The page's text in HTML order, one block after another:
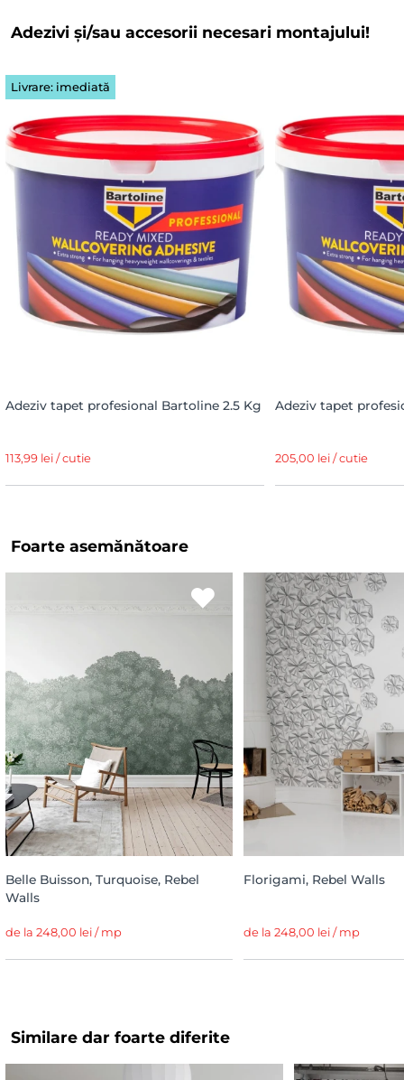
Adezivi și/sau accesorii necesari montajului!
Livrare: imediată
Adeziv tapet profesional Bartoline 2.5 Kg
113,99 lei / cutie
Adeziv tapet
205,00 lei / cutie
Foarte asemănătoare
Belle Buisson, Turquoise, Rebel
Walls
de la 248,00 lei / mp
Florigami, Rebel Walls
de la 248,00 lei / mp
Similare dar foarte diferite